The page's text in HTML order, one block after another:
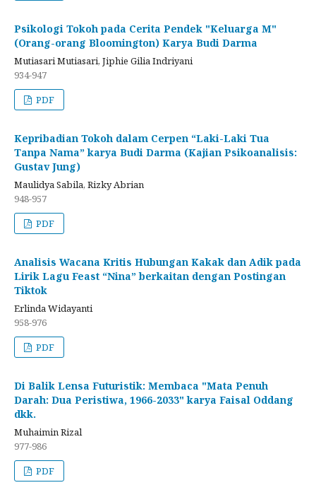
Psikologi Tokoh pada Cerita Pendek "Keluarga M"
(Orang-orang Bloomington) Karya Budi Darma
Mutiasari Mutiasari, Jiphie Gilia Indriyani
934-947
PDF
Kepribadian Tokoh dalam Cerpen “Laki-Laki Tua
Tanpa Nama” karya Budi Darma (Kajian Psikoanalisis:
Gustav Jung)
Maulidya Sabila, Rizky Abrian
948-957
PDF
Analisis Wacana Kritis Hubungan Kakak dan Adik pada
Lirik Lagu Feast “Nina” berkaitan dengan Postingan
Tiktok
Erlinda Widayanti
958-976
PDF
Di Balik Lensa Futuristik: Membaca "Mata Penuh
Darah: Dua Peristiwa, 1966-2033" karya Faisal Oddang
dkk.
Muhaimin Rizal
977-986
PDF